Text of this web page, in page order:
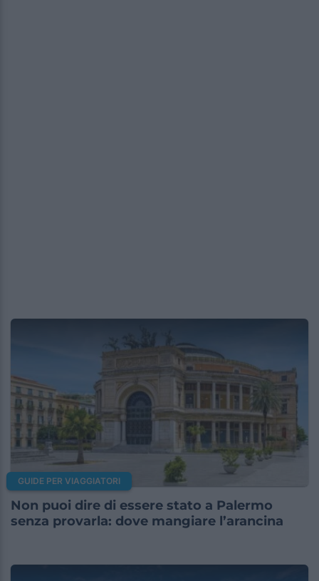
GUIDE PER VIAGGIATORI
Non puoi dire di essere stato a Palermo
senza provarla: dove mangiare l’arancina